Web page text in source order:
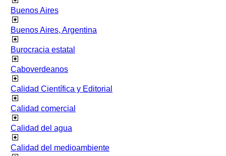
Buenos Aires
Buenos Aires, Argentina
Burocracia estatal
Caboverdeanos
Calidad Científica y Editorial
Calidad comercial
Calidad del agua
Calidad del medioambiente